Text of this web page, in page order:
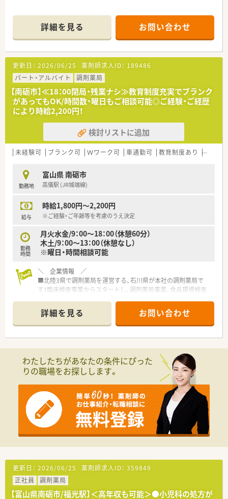
詳細を見る お問い合わせ
更新日： 2026/06/25 薬剤師求人ID： 189486
パート・アルバイト
調剤薬局
【南砺市】≪18：00閉局・残業ナシ≫教育制度充実でブランク
があってもOK/時間数・曜日もご相談可能◎ご経験・ご経歴
により時給2,200円！
検討リストに追加
未経験可 ブランク可 Ｗワーク可 車通勤可 教育制度あり 大手チ
勤務地
富山県 南砺市
高儀駅 (JR城端線)
給与
時給1,800円～2,200円
※ご経験・ご年齢等を考慮のうえ決定
勤務
時間
月火水金/9：00～18：00（休憩60分）
木土/9：00～13：00（休憩なし）
※曜日・時間相談可能
＼ 企業情報 ／
■北陸3県で調剤薬局を運営する、石川県が本社の調剤薬局で
す！臨床検査事業からスタートし、調剤薬局事業、食品環境検査
■毎年2-3店舗のペースで出店があり、伸び盛りの会社です◎
■教育制度も非常に充実しており、管理薬剤師育成研修や在宅医
療研修など、都度学ぶ機会が設けられております。
■経験は不問です！未経験・ブランクがある方も歓迎しておりま
す◎研修制度や店舗内ＯＪＴも整っておりますので、安心してご
■研修制度が充実しています！在宅医療研修や新薬の説明や疾病
ごとの勉強会を行う店舗勉強会など、スキルアップが可能です◎
■研修手当支給制度、認定薬剤師申請の助成なども行っており、
無理なく学べる環境がございます
詳細を見る お問い合わせ
わたしたちがあなたの条件にぴった
りの職場をお探しします。
更新日： 2026/06/25 薬剤師求人ID： 359849
正社員
調剤薬局
【富山県南砺市/福光駅】＜高年収も可能＞●小児科の処方が